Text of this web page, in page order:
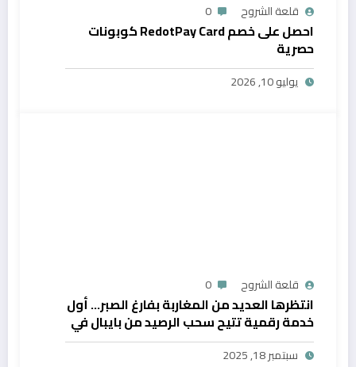
قلعة الشروح 0
احصل على خصم RedotPay Card كوبونات
حصرية
يوليو 10, 2026
قلعة الشروح 0
انتظرها العديد من المغاربة بفارغ الصبر… أول
خدمة رقمية تتيح سحب الرصيد من بايبال في
المغرب
سبتمبر 18, 2025